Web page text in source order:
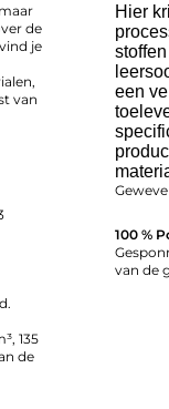
de
je
van
135
de
Hier
een
100 %
van de